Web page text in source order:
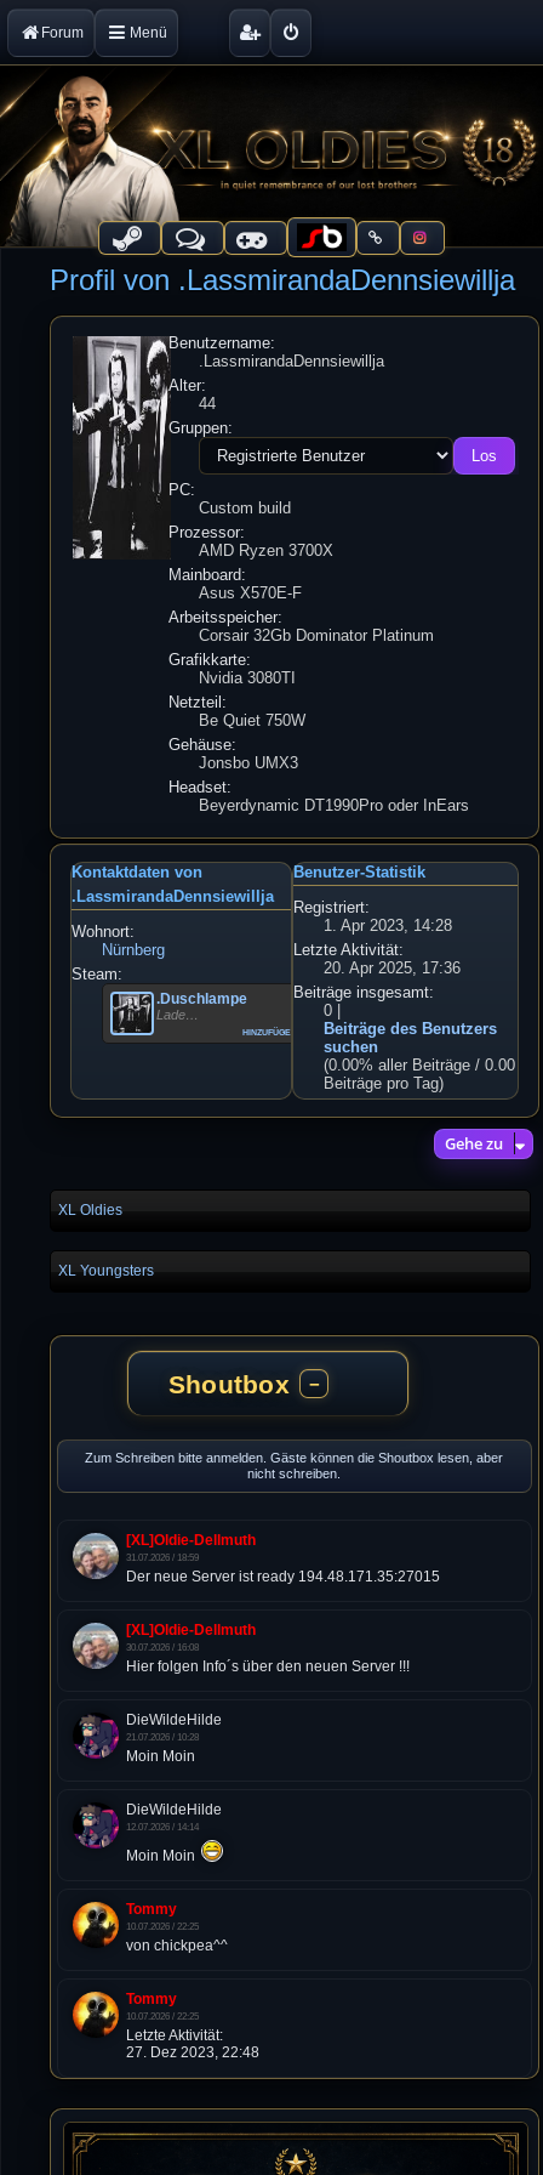
Forum Menü
Profil von .LassmirandaDennsiewillja
Benutzername:
.LassmirandaDennsiewillja
Alter:
44
Gruppen:
PC:
Custom build
Prozessor:
AMD Ryzen 3700X
Mainboard:
Asus X570E-F
Arbeitsspeicher:
Corsair 32Gb Dominator Platinum
Grafikkarte:
Nvidia 3080TI
Netzteil:
Be Quiet 750W
Gehäuse:
Jonsbo UMX3
Headset:
Beyerdynamic DT1990Pro oder InEars
Kontaktdaten von
.LassmirandaDennsiewillja
Wohnort:
Nürnberg
Steam:
.Duschlampe
Lade…
hinzufügen
Benutzer-Statistik
Registriert:
1. Apr 2023, 14:28
Letzte Aktivität:
20. Apr 2025, 17:36
Beiträge insgesamt:
0 |
Beiträge des Benutzers
suchen
(0.00% aller Beiträge / 0.00
Beiträge pro Tag)
Gehe zu
XL Oldies
XL Youngsters
Shoutbox −
Zum Schreiben bitte anmelden. Gäste können die Shoutbox lesen, aber
nicht schreiben.
[XL]Oldie-Dellmuth
31.07.2026 / 18:59
Der neue Server ist ready 194.48.171.35:27015
[XL]Oldie-Dellmuth
30.07.2026 / 16:08
Hier folgen Info´s über den neuen Server !!!
DieWildeHilde
21.07.2026 / 10:28
Moin Moin
DieWildeHilde
12.07.2026 / 14:14
Moin Moin
Tommy
10.07.2026 / 22:25
von chickpea^^
Tommy
10.07.2026 / 22:25
Letzte Aktivität:
27. Dez 2023, 22:48
DieWildeHilde
10.07.2026 / 12:48
Happy Birthday Chickpea